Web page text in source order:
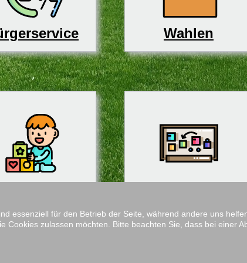
Wahlen
essenziell für den Betrieb der Seite, während andere uns
Cookies zulassen möchten. Bitte beachten Sie, dass bei einer